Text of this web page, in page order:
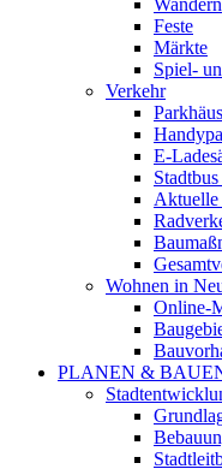
Wandern
Feste
Märkte
Spiel-
Verkehr
E-
Aktuelle
Wohnen in
Online-
PLANEN &